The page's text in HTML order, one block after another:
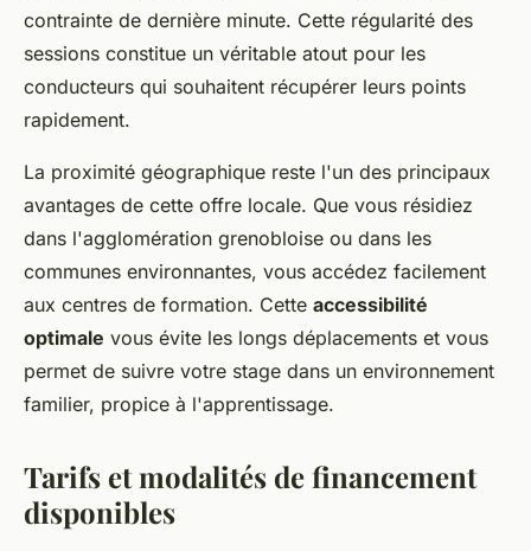
contrainte de dernière minute. Cette régularité des
sessions constitue un véritable atout pour les
conducteurs qui souhaitent récupérer leurs points
rapidement.
La proximité géographique reste l'un des principaux
avantages de cette offre locale. Que vous résidiez
dans l'agglomération grenobloise ou dans les
communes environnantes, vous accédez facilement
aux centres de formation. Cette accessibilité
optimale vous évite les longs déplacements et vous
permet de suivre votre stage dans un environnement
familier, propice à l'apprentissage.
Tarifs et modalités de financement
disponibles